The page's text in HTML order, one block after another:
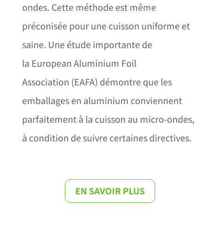
ondes. Cette méthode est même
préconisée pour une cuisson uniforme et
saine. Une étude importante de
la European Aluminium Foil
Association (EAFA) démontre que les
emballages en aluminium conviennent
parfaitement à la cuisson au micro-ondes,
à condition de suivre certaines directives.
EN SAVOIR PLUS